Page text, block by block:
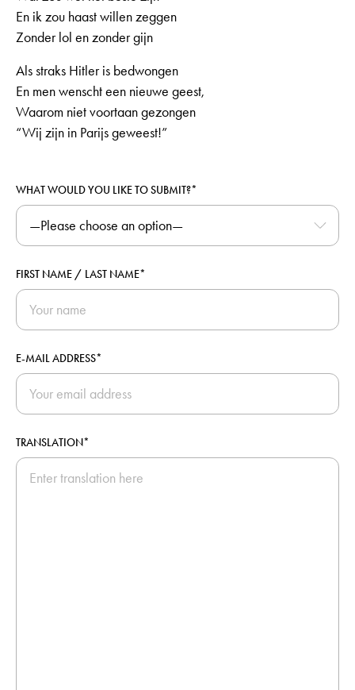
En ik zou haast willen zeggen
Zonder lol en zonder gijn
Als straks Hitler is bedwongen
En men wenscht een nieuwe geest,
Waarom niet voortaan gezongen
“Wij zijn in Parijs geweest!”
WHAT WOULD YOU LIKE TO SUBMIT?*
FIRST NAME / LAST NAME*
E-MAIL ADDRESS*
TRANSLATION*